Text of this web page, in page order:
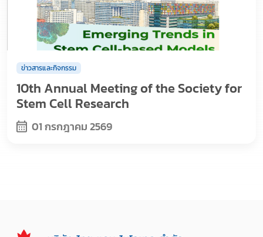
ข่าวสารและกิจกรรม
10th Annual Meeting of the Society for
Stem Cell Research
01 กรกฎาคม 2569